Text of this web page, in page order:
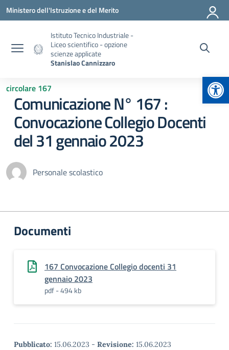
Vai ai contenuti
Vai al menu di navigazione
Vai al footer
Ministero dell'Istruzione e del Merito
Istituto Tecnico Industriale -
Liceo scientifico - opzione
scienze applicate
Stanislao Cannizzaro
circolare 167
Comunicazione N° 167 :
Convocazione Collegio Docenti
del 31 gennaio 2023
Personale scolastico
Documenti
167 Convocazione Collegio docenti 31
gennaio 2023
pdf - 494 kb
Pubblicato: 15.06.2023 - Revisione: 15.06.2023